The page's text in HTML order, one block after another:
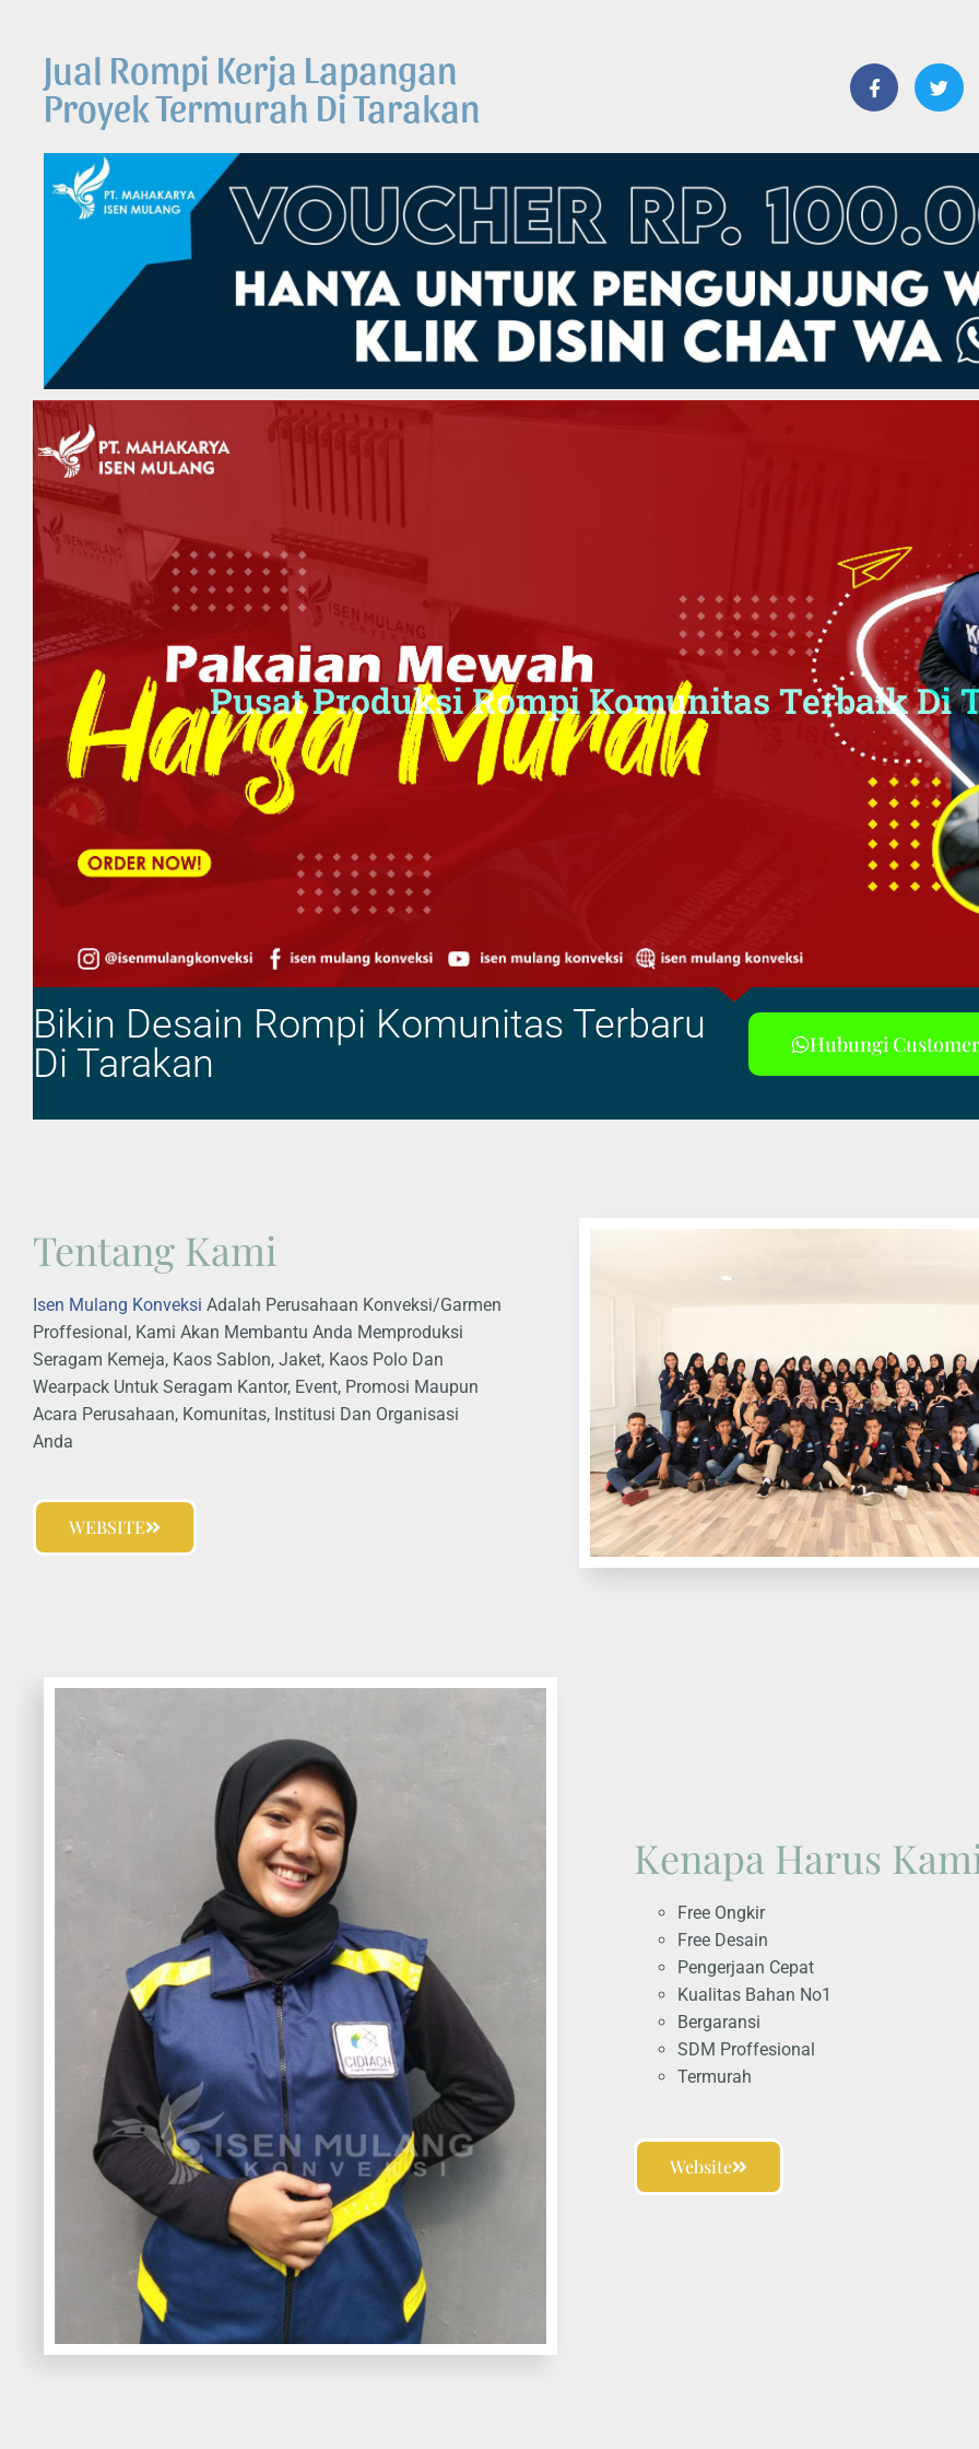
Jual Rompi Kerja Lapangan
Proyek Termurah Di Tarakan
Pusat Produksi Rompi Komunitas Terbaik Di
Bikin Desain Rompi Komunitas Terbaru
Di Tarakan
Hubungi
Tentang Kami
Isen Mulang Konveksi Adalah Perusahaan Konveksi/Garmen
Proffesional, Kami Akan Membantu Anda Memproduksi
Seragam Kemeja, Kaos Sablon, Jaket, Kaos Polo Dan
Wearpack Untuk Seragam Kantor, Event, Promosi Maupun
Acara Perusahaan, Komunitas, Institusi Dan Organisasi
Anda
WEBSITE
Kenapa Harus
Free Ongkir
Free Desain
Pengerjaan Cepat
Kualitas Bahan No1
Bergaransi
SDM Proffesional
Termurah
Website